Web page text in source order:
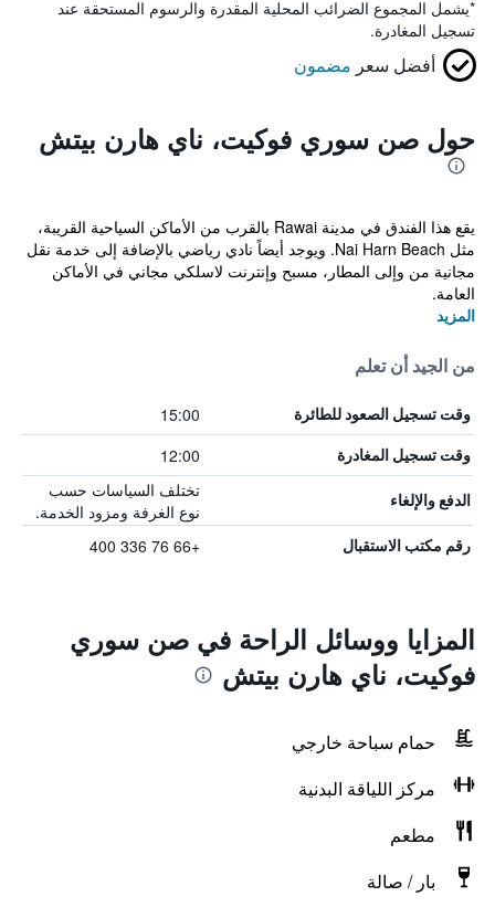
*يشمل المجموع الضرائب المحلية المقدرة والرسوم المستحقة عند
تسجيل المغادرة.
أفضل سعر مضمون
حول صن سوري فوكيت، ناي هارن بيتش
يقع هذا الفندق في مدينة Rawai بالقرب من الأماكن السياحية القريبة،
مثل Nai Harn Beach. ويوجد أيضاً نادي رياضي بالإضافة إلى خدمة نقل
مجانية من وإلى المطار، مسبح وإنترنت لاسلكي مجاني في الأماكن
العامة.
المزيد
من الجيد أن تعلم
وقت تسجيل الصعود للطائرة 15:00
وقت تسجيل المغادرة 12:00
الدفع والإلغاء
تختلف السياسات حسب
نوع الغرفة ومزود الخدمة.
رقم مكتب الاستقبال +66 76 336 400
المزايا ووسائل الراحة في صن سوري
فوكيت، ناي هارن بيتش
حمام سباحة خارجي
مركز اللياقة البدنية
مطعم
بار / صالة